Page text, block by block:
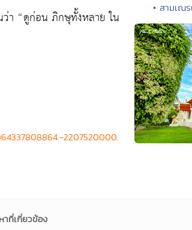
ว่า “ดูก่อน ภิกษุทั้งหลาย ใน
2207520000.
• สามเณ
าที่เกี่ยวข้อง